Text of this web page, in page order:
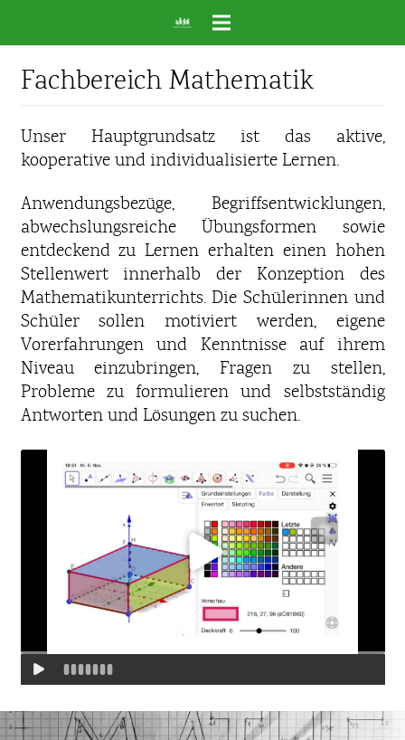
Fachbereich Mathematik
Unser Hauptgrundsatz ist das aktive,
kooperative und individualisierte Lernen.
Anwendungsbezüge, Begriffsentwicklungen,
abwechslungsreiche Übungsformen sowie
entdeckend zu Lernen erhalten einen hohen
Stellenwert innerhalb der Konzeption des
Mathematikunterrichts. Die Schülerinnen und
Schüler sollen motiviert werden, eigene
Vorerfahrungen und Kenntnisse auf ihrem
Niveau einzubringen, Fragen zu stellen,
Probleme zu formulieren und selbstständig
Antworten und Lösungen zu suchen.